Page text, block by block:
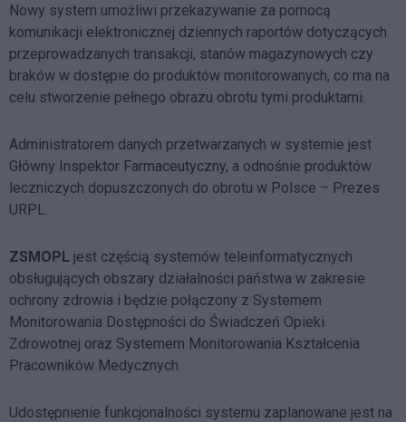
Nowy system umożliwi przekazywanie za pomocą
komunikacji elektronicznej dziennych raportów dotyczących
przeprowadzanych transakcji, stanów magazynowych czy
braków w dostępie do produktów monitorowanych, co ma na
celu stworzenie pełnego obrazu obrotu tymi produktami.
Administratorem danych przetwarzanych w systemie jest
Główny Inspektor Farmaceutyczny, a odnośnie produktów
leczniczych dopuszczonych do obrotu w Polsce – Prezes
URPL.
ZSMOPL jest częścią systemów teleinformatycznych
obsługujących obszary działalności państwa w zakresie
ochrony zdrowia i będzie połączony z Systemem
Monitorowania Dostępności do Świadczeń Opieki
Zdrowotnej oraz Systemem Monitorowania Kształcenia
Pracowników Medycznych.
Udostępnienie funkcjonalności systemu zaplanowane jest na